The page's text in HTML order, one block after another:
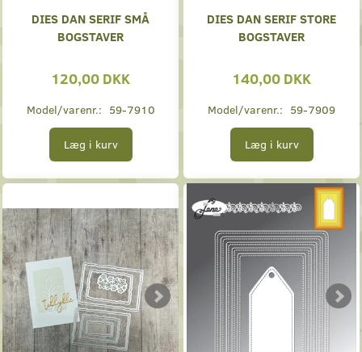
DIES DAN SERIF SMÅ
BOGSTAVER
120,00 DKK
Model/varenr.: 59-7910
Læg i kurv
DIES DAN SERIF STORE
BOGSTAVER
140,00 DKK
Model/varenr.: 59-7909
Læg i kurv